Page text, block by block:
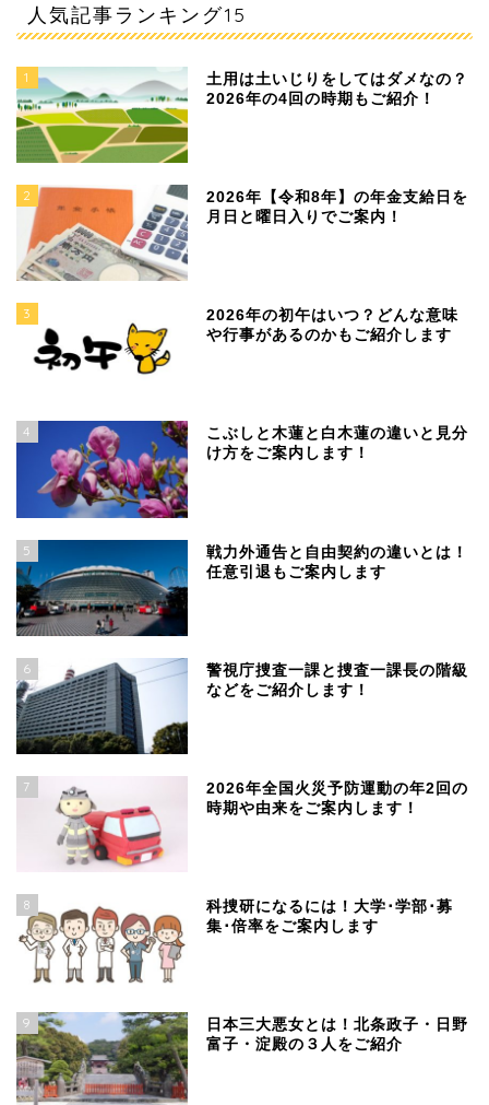
人気記事ランキング15
1
土用は土いじりをしてはダメなの？
2026年の4回の時期もご紹介！
2
2026年【令和8年】の年金支給日を
月日と曜日入りでご案内！
3
2026年の初午はいつ？どんな意味
や行事があるのかもご紹介します
4
こぶしと木蓮と白木蓮の違いと見分
け方をご案内します！
5
戦力外通告と自由契約の違いとは！
任意引退もご案内します
6
警視庁捜査一課と捜査一課長の階級
などをご紹介します！
7
2026年全国火災予防運動の年2回の
時期や由来をご案内します！
8
科捜研になるには！大学･学部･募
集･倍率をご案内します
9
日本三大悪女とは！北条政子・日野
富子・淀殿の３人をご紹介